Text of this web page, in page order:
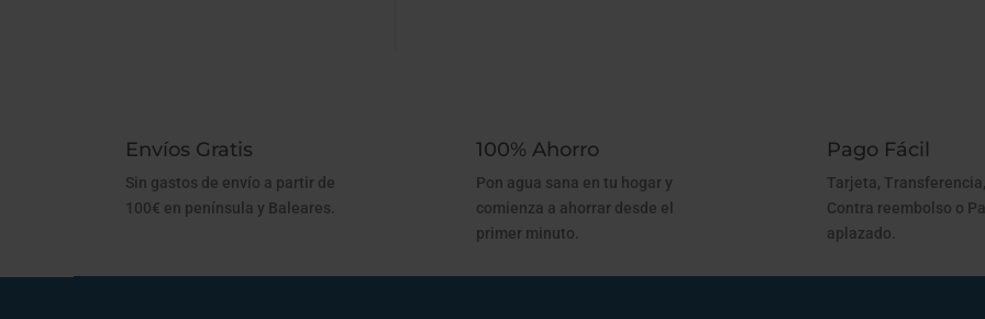
Envíos Gratis
Sin gastos de envío a partir de
100€ en península y Baleares.
100% Ahorro
Pon agua sana en tu hogar y
comienza a ahorrar desde el
primer minuto.
Pago Fácil
Tarjeta,
Contra reembolso o
aplazado.